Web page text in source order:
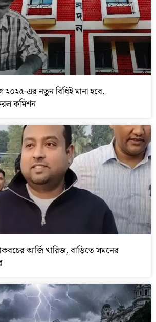
এর নতুন বিধিই মানা হবে,
কমিশন
আর্জি খারিজ, বাড়িতে সমনের